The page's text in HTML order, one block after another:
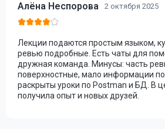
Алёна Неспорова 2 октября 2025
Лекции подаются простым языком,
ревью подробные. Есть чаты для
дружная команда. Минусы: часть
поверхностные, мало информации по
раскрыты уроки по Postman и БД. В
получила опыт и новых друзей.